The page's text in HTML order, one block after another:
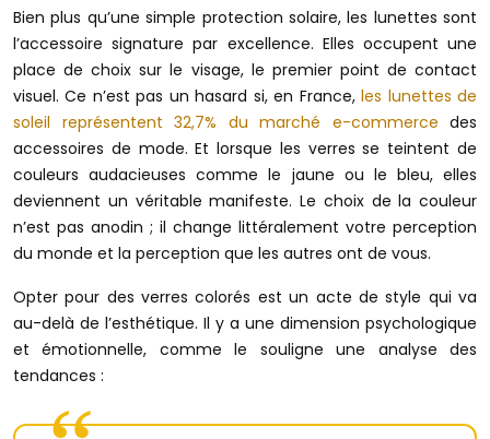
Bien plus qu’une simple protection solaire, les lunettes sont
l’accessoire signature par excellence. Elles occupent une
place de choix sur le visage, le premier point de contact
visuel. Ce n’est pas un hasard si, en France,les lunettes de
soleil représentent 32,7% du marché e-commerce des
accessoires de mode. Et lorsque les verres se teintent de
couleurs audacieuses comme le jaune ou le bleu, elles
deviennent un véritable manifeste. Le choix de la couleur
n’est pas anodin ; il change littéralement votre perception
du monde et la perception que les autres ont de vous.
Opter pour des verres colorés est un acte de style qui va
au-delà de l’esthétique. Il y a une dimension psychologique
et émotionnelle, comme le souligne une analyse des
tendances :